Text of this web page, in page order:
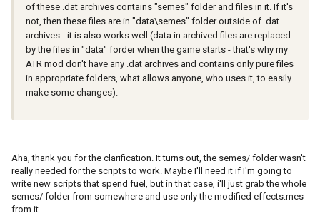
of these .dat archives contains "semes" folder and files in it. If it's
not, then these files are in "data\semes" folder outside of .dat
archives - it is also works well (data in archived files are replaced
by the files in "data" forder when the game starts - that's why my
ATR mod don't have any .dat archives and contains only pure files
in appropriate folders, what allows anyone, who uses it, to easily
make some changes).
Aha, thank you for the clarification. It turns out, the semes/ folder wasn't
really needed for the scripts to work. Maybe I'll need it if I'm going to
write new scripts that spend fuel, but in that case, i'll just grab the whole
semes/ folder from somewhere and use only the modified effects.mes
from it.